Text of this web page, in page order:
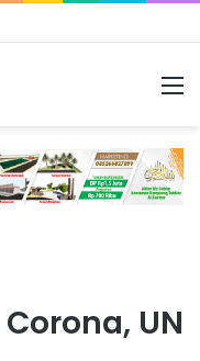
UN